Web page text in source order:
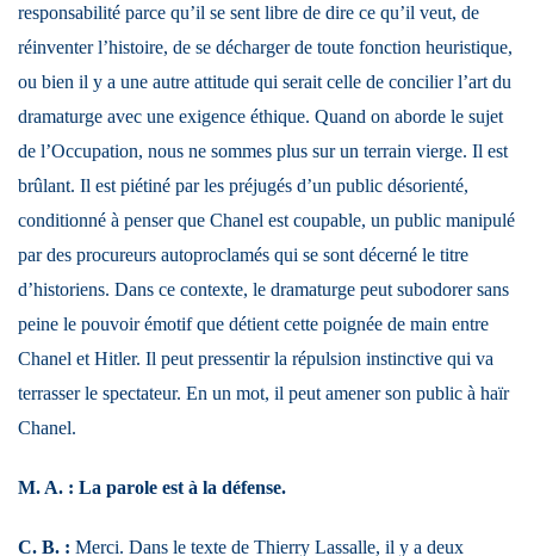
responsabilité parce qu’il se sent libre de dire ce qu’il veut, de
réinventer l’histoire, de se décharger de toute fonction heuristique,
ou bien il y a une autre attitude qui serait celle de concilier l’art du
dramaturge avec une exigence éthique. Quand on aborde le sujet
de l’Occupation, nous ne sommes plus sur un terrain vierge. Il est
brûlant. Il est piétiné par les préjugés d’un public désorienté,
conditionné à penser que Chanel est coupable, un public manipulé
par des procureurs autoproclamés qui se sont décerné le titre
d’historiens. Dans ce contexte, le dramaturge peut subodorer sans
peine le pouvoir émotif que détient cette poignée de main entre
Chanel et Hitler. Il peut pressentir la répulsion instinctive qui va
terrasser le spectateur. En un mot, il peut amener son public à haïr
Chanel.
M. A. : La parole est à la défense.
C. B. : Merci. Dans le texte de Thierry Lassalle, il y a deux